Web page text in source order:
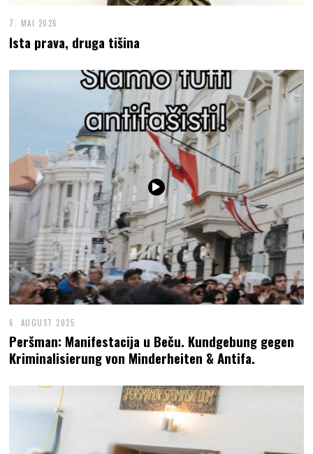
7. MAI 2026
Ista prava, druga tišina
6. AUGUST 2025
Peršman: Manifestacija u Beču. Kundgebung gegen
Kriminalisierung von Minderheiten & Antifa.